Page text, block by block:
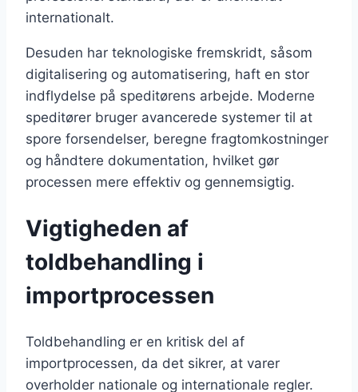
internationalt.
Desuden har teknologiske fremskridt, såsom
digitalisering og automatisering, haft en stor
indflydelse på speditørens arbejde. Moderne
speditører bruger avancerede systemer til at
spore forsendelser, beregne fragtomkostninger
og håndtere dokumentation, hvilket gør
processen mere effektiv og gennemsigtig.
Vigtigheden af
toldbehandling i
importprocessen
Toldbehandling er en kritisk del af
importprocessen, da det sikrer, at varer
overholder nationale og internationale regler.